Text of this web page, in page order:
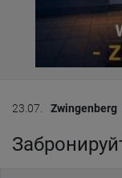
23.07. Zwingenberg